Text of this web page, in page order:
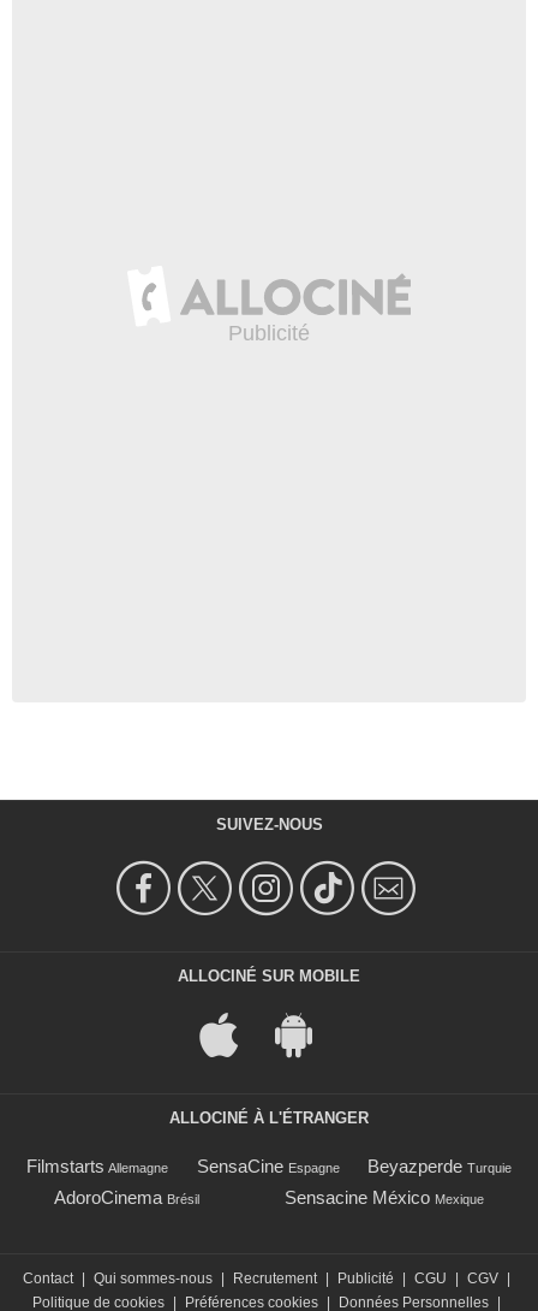
SUIVEZ-NOUS
ALLOCINÉ SUR MOBILE
ALLOCINÉ À L'ÉTRANGER
Filmstarts Allemagne SensaCine Espagne Beyazperde Turquie
AdoroCinema Brésil Sensacine México Mexique
Contact Qui sommes-nous Recrutement Publicité CGU CGV
Politique de cookies
Préférences cookies Données Personnelles